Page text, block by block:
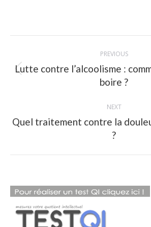
PREVIOUS
Previous
post:
Lutte contre l’alcoolisme :
boire ?
NEXT
Next
post:
Quel traitement contre la
?